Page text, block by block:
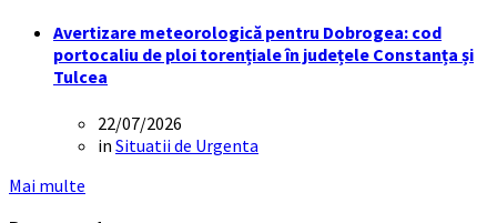
Avertizare meteorologică pentru Dobrogea: cod
portocaliu de ploi torențiale în județele Constanța și
Tulcea
22/07/2026
in Situatii de Urgenta
Mai multe